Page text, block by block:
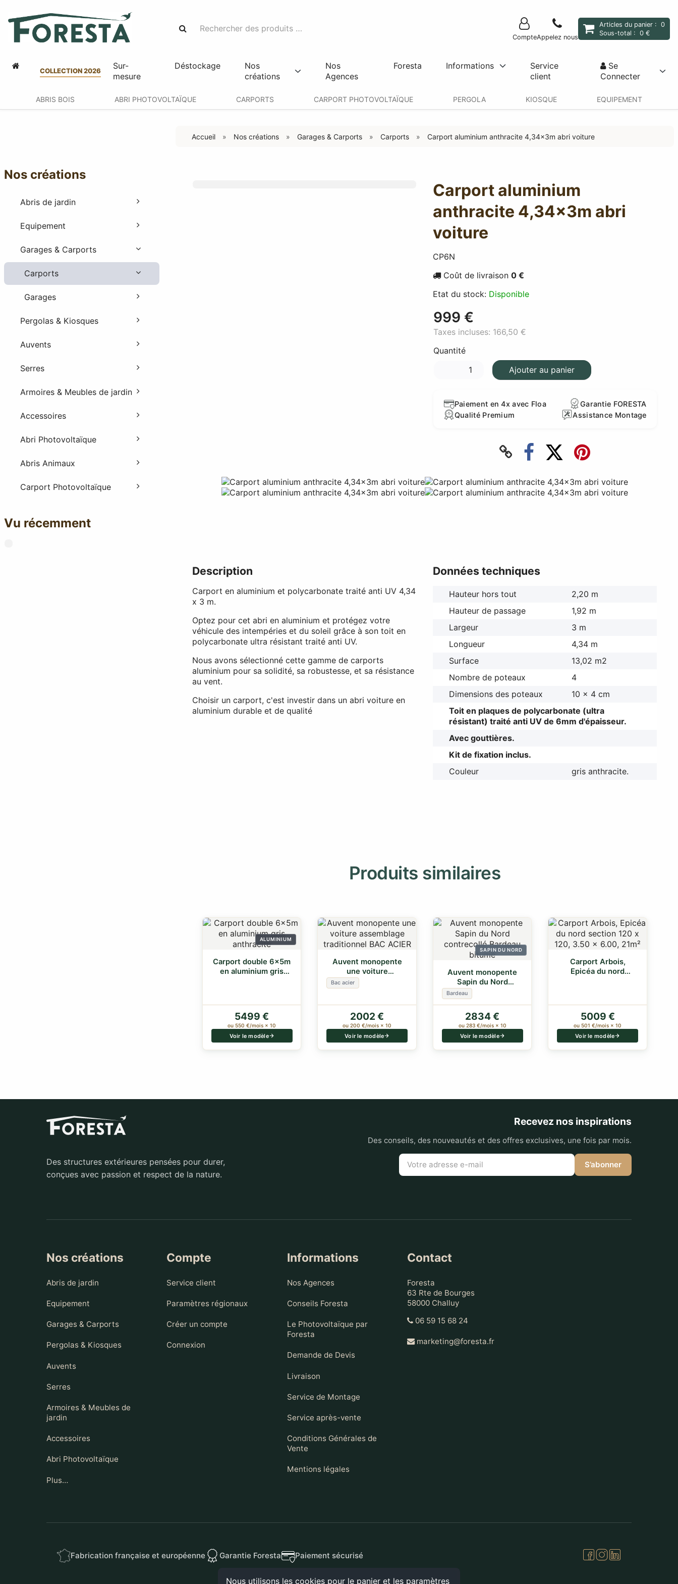
CompteAppelez nous
Articles du panier : 0
Sous-total : 0 €
COLLECTION 2026
Sur-
mesure
Déstockage
Nos
créations
Nos
Agences
Foresta Informations
Service
client
Se
Connecter
ABRIS BOIS ABRI PHOTOVOLTAÏQUE CARPORTS CARPORT PHOTOVOLTAÏQUE PERGOLA KIOSQUE EQUIPEMENT
Nos créations
Abris de jardin
Equipement
Garages & Carports
Carports
Garages
Pergolas & Kiosques
Auvents
Serres
Armoires & Meubles de jardin
Accessoires
Abri Photovoltaïque
Abris Animaux
Carport Photovoltaïque
Vu récemment
Accueil Nos créations Garages & Carports Carports Carport aluminium anthracite 4,34x3m abri voiture
Carport aluminium
anthracite 4,34x3m abri
voiture
CP6N
Coût de livraison 0 €
Etat du stock: Disponible
999 €
Taxes incluses: 166,50 €
Quantité
Ajouter au panier
Paiement en 4x avec Floa
Garantie FORESTA
Qualité Premium
Assistance Montage
Description
Carport en aluminium et polycarbonate traité anti UV 4,34
x 3 m.
Optez pour cet abri en aluminium et protégez votre
véhicule des intempéries et du soleil grâce à son toit en
polycarbonate ultra résistant traité anti UV.
Nous avons sélectionné cette gamme de carports
aluminium pour sa solidité, sa robustesse, et sa résistance
au vent.
Choisir un carport, c'est investir dans un abri voiture en
aluminium durable et de qualité
Données techniques
Hauteur hors tout
2,20 m
Hauteur de passage
1,92 m
Largeur
3 m
Longueur
4,34 m
Surface
13,02 m2
Nombre de poteaux
4
Dimensions des poteaux
10 x 4 cm
Toit en plaques de polycarbonate (ultra
résistant) traité anti UV de 6mm d'épaisseur.
Avec gouttières.
Kit de fixation inclus.
Couleur
gris anthracite.
Produits similaires
ALUMINIUM
Carport double 6x5m
en aluminium gris
5499 €
ou 550 €/mois × 10
Voir le modèle
Auvent monopente
une voiture
assemblage
traditionnel…
Bac acier
2002 €
ou 200 €/mois × 10
Voir le modèle
SAPIN DU NORD
Auvent monopente
Sapin du Nord
contrecollé Bardeau
Bardeau
2834 €
ou 283 €/mois × 10
Voir le modèle
Carport Arbois,
Epicéa du nord
5009 €
ou 501 €/mois × 10
Voir le modèle
Nous utilisons les cookies pour le panier et les paramètres
Des structures extérieures pensées pour durer,
conçues avec passion et respect de la nature.
Recevez nos inspirations
Des conseils, des nouveautés et des offres exclusives, une fois par mois.
S’abonner
Nos créations
Abris de jardin
Equipement
Garages & Carports
Pergolas & Kiosques
Auvents
Serres
Armoires & Meubles de
jardin
Accessoires
Abri Photovoltaïque
Plus…
Compte
Service client
Paramètres régionaux
Créer un compte
Connexion
Informations
Nos Agences
Conseils Foresta
Le Photovoltaïque par
Foresta
Demande de Devis
Livraison
Service de Montage
Service après-vente
Conditions Générales de
Vente
Mentions légales
Contact
Foresta
63 Rte de Bourges
58000 Challuy
06 59 15 68 24
marketing@foresta.fr
Fabrication française et européenne Garantie Foresta Paiement sécurisé